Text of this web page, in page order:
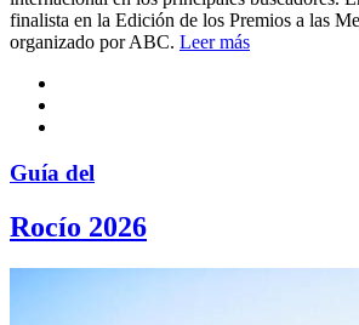
finalista en la Edición de los Premios a las
organizado por ABC. Leer más
Guía del
Rocío 2026